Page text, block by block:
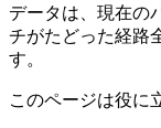
データは、現在の
チがたどった経路
す。
このページは役に